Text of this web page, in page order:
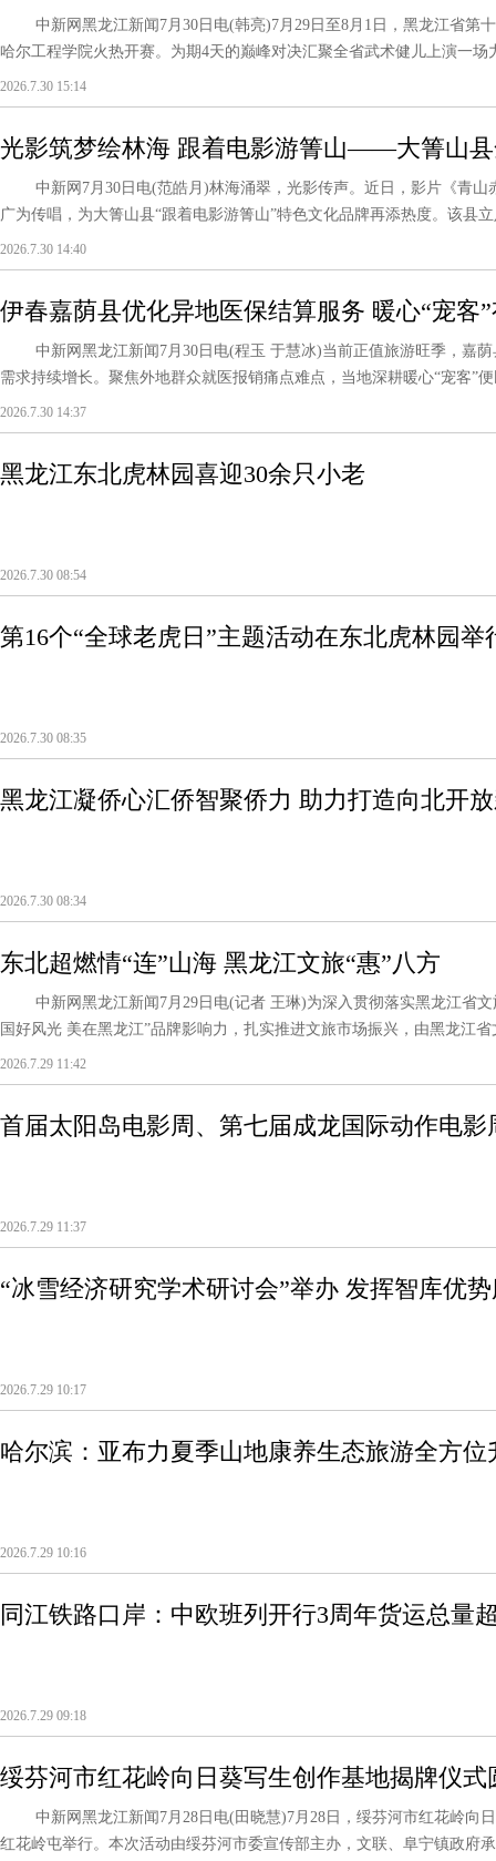
中新网黑龙江新闻7月30日电(韩亮)7月29日至8月1日，黑龙江省第十
哈尔工程学院火热开赛。为期4天的巅峰对决汇聚全省武术健儿上演一
2026.7.30 15:14
光影筑梦绘林海 跟着电影游箐山——大箐山
文化发展新动能
中新网7月30日电(范皓月)林海涌翠，光影传声。近日，影片《青山
广为传唱，为大箐山县“跟着电影游箐山”特色文化品牌再添热度。该县
2026.7.30 14:40
伊春嘉荫县优化异地医保结算服务 暖心“宠客
中新网黑龙江新闻7月30日电(程玉 于慧冰)当前正值旅游旺季，嘉荫
需求持续增长。聚焦外地群众就医报销痛点难点，当地深耕暖心“宠客”
2026.7.30 14:37
黑龙江东北虎林园喜迎30余只小老
2026.7.30 08:54
第16个“全球老虎日”主题活动在东北虎林园举
2026.7.30 08:35
黑龙江凝侨心汇侨智聚侨力 助力打造向北开
2026.7.30 08:34
东北超燃情“连”山海 黑龙江文旅“惠”八方
中新网黑龙江新闻7月29日电(记者 王琳)为深入贯彻落实黑龙江省文
国好风光 美在黑龙江”品牌影响力，扎实推进文旅市场振兴，由黑龙江
2026.7.29 11:42
首届太阳岛电影周、第七届成龙国际动作电影
2026.7.29 11:37
“冰雪经济研究学术研讨会”举办 发挥智库优
2026.7.29 10:17
哈尔滨：亚布力夏季山地康养生态旅游全方位
2026.7.29 10:16
同江铁路口岸：中欧班列开行3周年货运总量
2026.7.29 09:18
绥芬河市红花岭向日葵写生创作基地揭牌仪式
中新网黑龙江新闻7月28日电(田晓慧)7月28日，绥芬河市红花岭向
红花岭屯举行。本次活动由绥芬河市委宣传部主办，文联、阜宁镇政府